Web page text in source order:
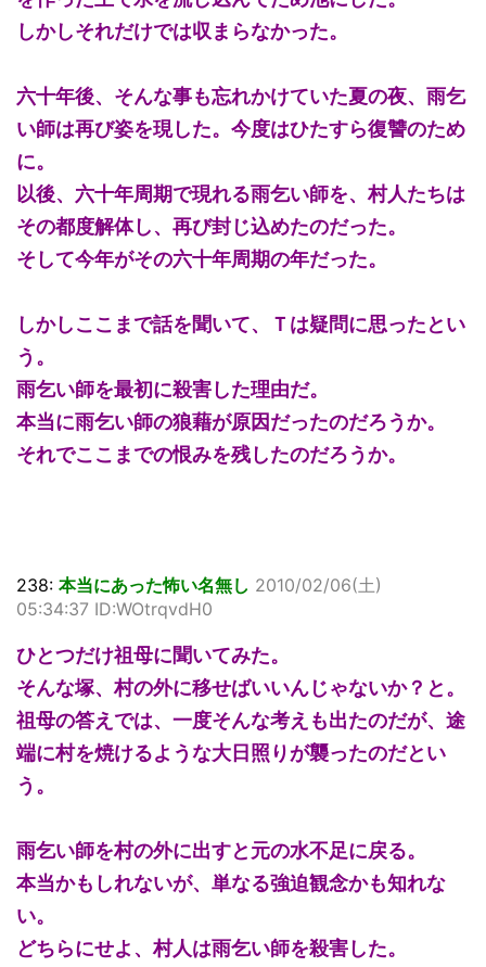
しかしそれだけでは収まらなかった。
六十年後、そんな事も忘れかけていた夏の夜、雨乞
い師は再び姿を現した。今度はひたすら復讐のため
に。
以後、六十年周期で現れる雨乞い師を、村人たちは
その都度解体し、再び封じ込めたのだった。
そして今年がその六十年周期の年だった。
しかしここまで話を聞いて、Ｔは疑問に思ったとい
う。
雨乞い師を最初に殺害した理由だ。
本当に雨乞い師の狼藉が原因だったのだろうか。
それでここまでの恨みを残したのだろうか。
238: 本当にあった怖い名無し 2010/02/06(土)
05:34:37 ID:WOtrqvdH0
ひとつだけ祖母に聞いてみた。
そんな塚、村の外に移せばいいんじゃないか？と。
祖母の答えでは、一度そんな考えも出たのだが、途
端に村を焼けるような大日照りが襲ったのだとい
う。
雨乞い師を村の外に出すと元の水不足に戻る。
本当かもしれないが、単なる強迫観念かも知れな
い。
どちらにせよ、村人は雨乞い師を殺害した。